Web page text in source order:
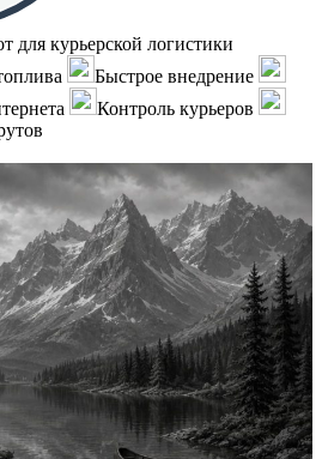
для курьерской логистики
Быстрое внедрение
Контроль курьеров